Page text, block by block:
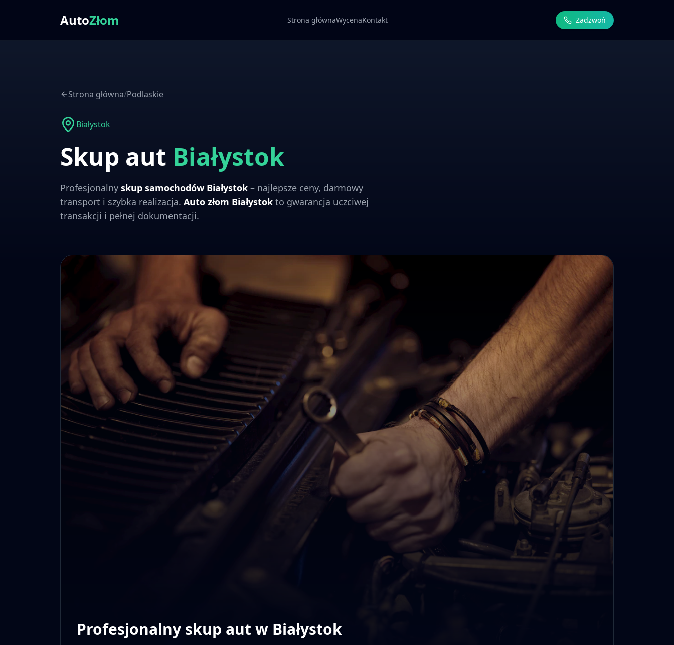
AutoZłom Strona głównaWycenaKontakt Zadzwoń
Strona główna/Podlaskie
Białystok
Skup aut Białystok
Profesjonalny skup samochodów Białystok – najlepsze ceny, darmowy
transport i szybka realizacja. Auto złom Białystok to gwarancja uczciwej
transakcji i pełnej dokumentacji.
Profesjonalny skup aut w Białystok